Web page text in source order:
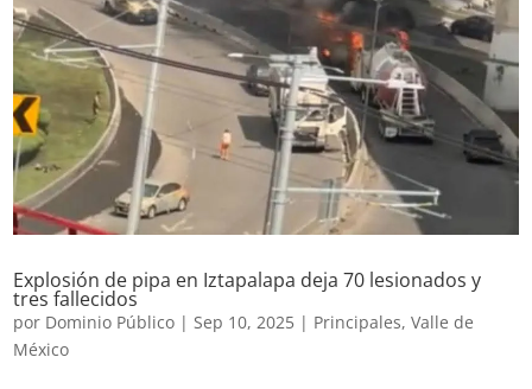
Explosión de pipa en Iztapalapa deja 70 lesionados y
tres fallecidos
por Dominio Público |Sep 10, 2025 | Principales,Valle de
México